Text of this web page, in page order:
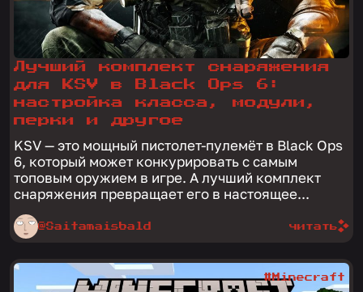
Лучший комплект снаряжения
для KSV в Black Ops 6:
настройка класса, модули,
перки и другое
KSV — это мощный пистолет-пулемёт в Black Ops
6, который может конкурировать с самым
топовым оружием в игре. А лучший комплект
снаряжения превращает его в настоящее...
@Saitamaisbald читать
#Minecraft